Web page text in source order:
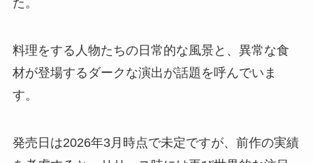
た。
料理をする人物たちの日常的な風景と、異常な食
材が登場するダークな演出が話題を呼んでいま
す。
発売日は2026年3月時点で未定ですが、前作の実績